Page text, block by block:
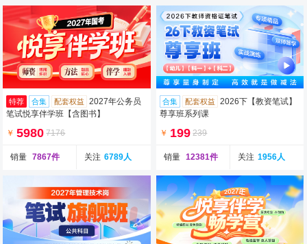
特荐 合集 配套权益
2027年公务员
笔试悦享伴学班【含图书】
￥ 5980 7176
销量 7867件 关注 6789人
合集 配套权益
2026下【教资笔试】
尊享班系列课
￥ 199 239
销量 12381件 关注 1956人